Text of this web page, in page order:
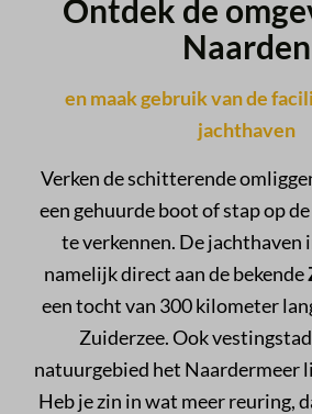
Ontdek de
Naarden
en maak gebruik van de
jachthaven
Verken de schitterende
een gehuurde boot of stap op
te verkennen. De jachthaven
namelijk direct aan de bekende
een tocht van 300 kilometer
Zuiderzee. Ook
natuurgebied het Naardermeer
Heb je zin in wat meer reuring,